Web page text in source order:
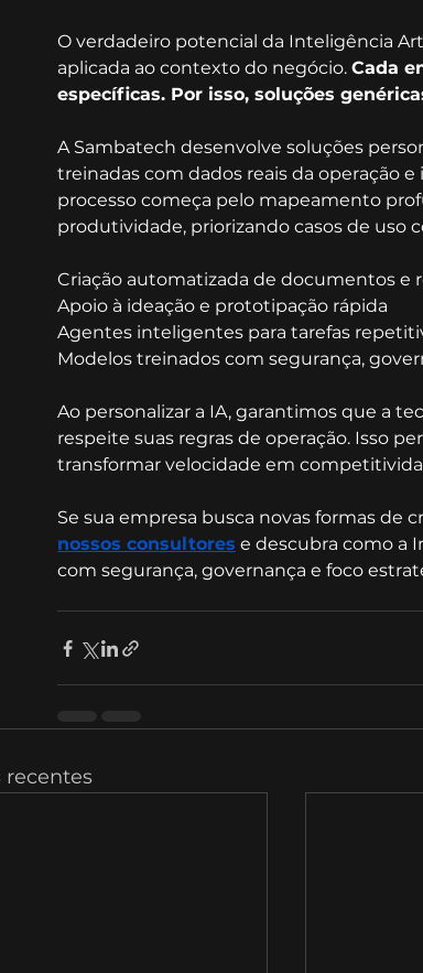
O verdadeiro potencial da Inteligência
aplicada ao contexto do negócio. Cada
específicas. Por isso, soluções
A Sambatech desenvolve soluções
treinadas com dados reais da operação
processo começa pelo mapeamento
produtividade, priorizando casos de uso
Criação automatizada de documentos e
Apoio à ideação e prototipação rápida
Agentes inteligentes para tarefas
Modelos treinados com segurança,
Ao personalizar a IA, garantimos que a
respeite suas regras de operação. Isso
transformar velocidade em
Se sua empresa busca novas formas de
nossos consultores e descubra como a
com segurança, governança e foco
recentes